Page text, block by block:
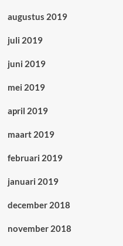
augustus 2019
juli 2019
juni 2019
mei 2019
april 2019
maart 2019
februari 2019
januari 2019
december 2018
november 2018